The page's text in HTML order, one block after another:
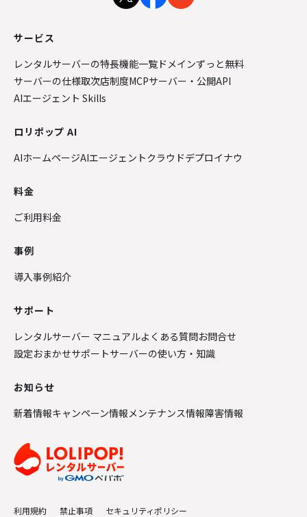
サービス
レンタルサーバーの特長機能一覧 ドメインずっと無料
サーバーの仕様取次店制度MCPサーバー・公開API
AIエージェント Skills
ロリポップ AI
AIホームページAIエージェントクラウドデプロイナウ
料金
ご利用料金
事例
導入事例紹介
サポート
レンタルサーバー マニュアルよくある質問お問合せ
設定おまかせサポートサーバーの使い方・知識
お知らせ
新着情報キャンペーン情報メンテナンス情報障害情報
利用規約 禁止事項
セキュリティポリシー